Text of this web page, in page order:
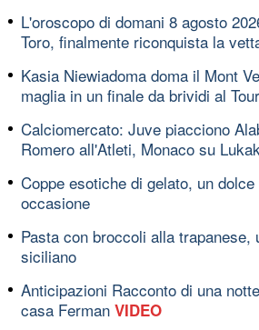
L'oroscopo di domani 8 agosto
Toro, finalmente riconquista la
Kasia Niewiadoma doma il Mont
maglia in un finale da brividi al Tour
Calciomercato: Juve piacciono
Romero all'Atleti, Monaco su
Coppe esotiche di gelato, un
occasione
Pasta con broccoli alla trapanese,
siciliano
Anticipazioni Racconto di una
casa Ferman VIDEO